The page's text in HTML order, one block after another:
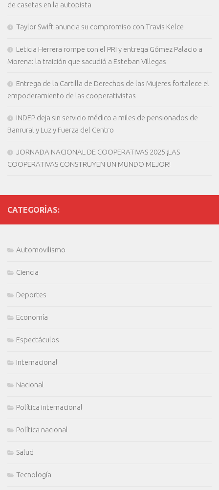
de casetas en la autopista
Taylor Swift anuncia su compromiso con Travis Kelce
Leticia Herrera rompe con el PRI y entrega Gómez Palacio a
Morena: la traición que sacudió a Esteban Villegas
Entrega de la Cartilla de Derechos de las Mujeres fortalece el
empoderamiento de las cooperativistas
INDEP deja sin servicio médico a miles de pensionados de
Banrural y Luz y Fuerza del Centro
JORNADA NACIONAL DE COOPERATIVAS 2025 ¡LAS
COOPERATIVAS CONSTRUYEN UN MUNDO MEJOR!
CATEGORÍAS:
Automovilismo
Ciencia
Deportes
Economía
Espectáculos
Internacional
Nacional
Política internacional
Política nacional
Salud
Tecnología